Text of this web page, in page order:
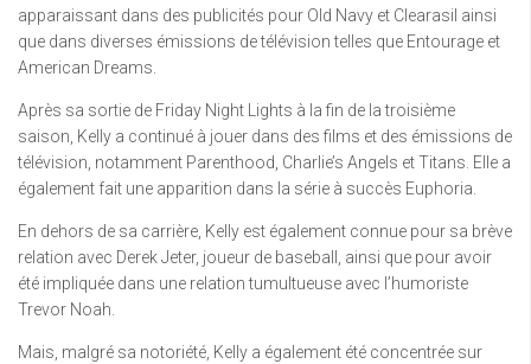
apparaissant dans des publicités pour Old Navy et Clearasil ainsi
que dans diverses émissions de télévision telles que Entourage et
American Dreams.
Après sa sortie de Friday Night Lights à la fin de la troisième
saison, Kelly a continué à jouer dans des films et des émissions de
télévision, notamment Parenthood, Charlie’s Angels et Titans. Elle a
également fait une apparition dans la série à succès Euphoria.
En dehors de sa carrière, Kelly est également connue pour sa brève
relation avec Derek Jeter, joueur de baseball, ainsi que pour avoir
été impliquée dans une relation tumultueuse avec l’humoriste
Trevor Noah.
Mais, malgré sa notoriété, Kelly a également été concentrée sur